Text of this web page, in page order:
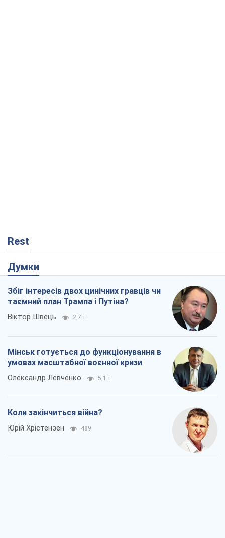
Rest
Думки
Збіг інтересів двох цинічних гравців чи
таємний план Трампа і Путіна?
Віктор Швець 2,7 т.
Мінськ готується до функціонування в
умовах масштабної воєнної кризи
Олександр Левченко 5,1 т.
Коли закінчиться війна?
Юрій Хрістензен 489